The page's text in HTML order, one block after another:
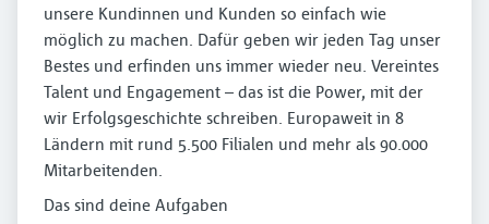
unsere Kundinnen und Kunden so einfach wie
möglich zu machen. Dafür geben wir jeden Tag unser
Bestes und erfinden uns immer wieder neu. Vereintes
Talent und Engagement – das ist die Power, mit der
wir Erfolgsgeschichte schreiben. Europaweit in 8
Ländern mit rund 5.500 Filialen und mehr als 90.000
Mitarbeitenden.
Das sind deine Aufgaben